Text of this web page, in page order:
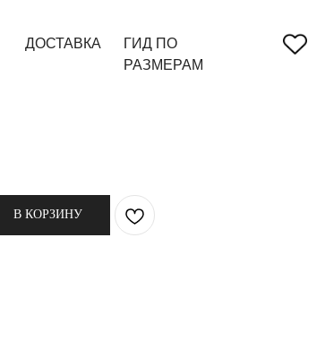
ДОСТАВКА
ГИД ПО
РАЗМЕРАМ
В КОРЗИНУ